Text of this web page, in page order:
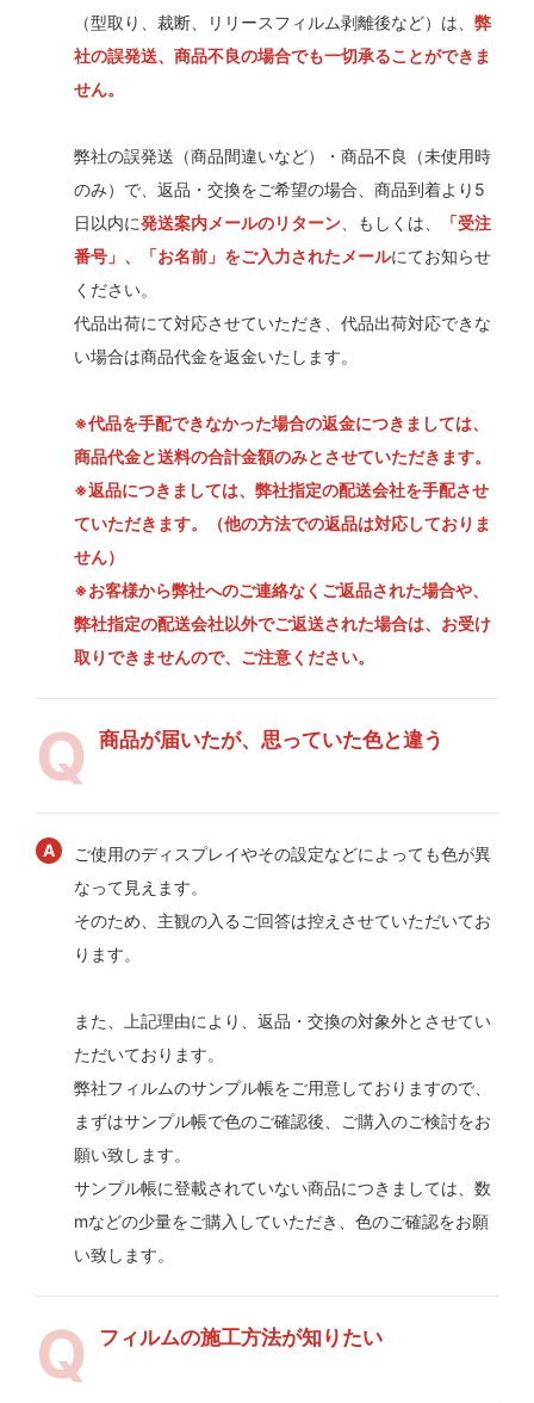
（型取り、裁断、リリースフィルム剥離後など）は、 弊
社の誤発送、商品不良の場合でも一切承ることができま
せん。
弊社の誤発送（商品間違いなど）・商品不良（未使用時
のみ）で、返品・交換をご希望の場合、商品到着より5
日以内に発送案内メールのリターン 、もしくは、
「受注
番号」、「お名前」をご入力されたメールにてお知らせ
ください。
代品出荷にて対応させていただき、代品出荷対応できな
い場合は商品代金を返金いたします。
※代品を手配できなかった場合の返金につきましては、
商品代金と送料の合計金額のみとさせていただきます。
※返品につきましては、弊社指定の配送会社を手配させ
ていただきます。（他の方法での返品は対応しておりま
せん）
※お客様から弊社へのご連絡なくご返品された場合や、
弊社指定の配送会社以外でご返送された場合は、お受け
取りできませんので、ご注意ください。
商品が届いたが、思っていた色と違う
ご使用のディスプレイやその設定などによっても色が異
なって見えます。
そのため、主観の入るご回答は控えさせていただいてお
ります。
また、上記理由により、返品・交換の対象外とさせてい
ただいております。
弊社フィルムのサンプル帳をご用意しておりますので、
まずはサンプル帳で色のご確認後、ご購入のご検討をお
願い致します。
サンプル帳に登載されていない商品につきましては、数
mなどの少量をご購入していただき、色のご確認をお願
い致します。
フィルムの施工方法が知りたい